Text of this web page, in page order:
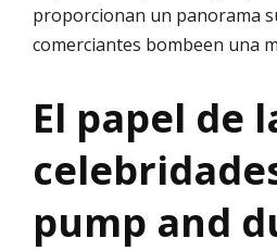
proporcionan un panorama
comerciantes bombeen una
El papel de
pump and